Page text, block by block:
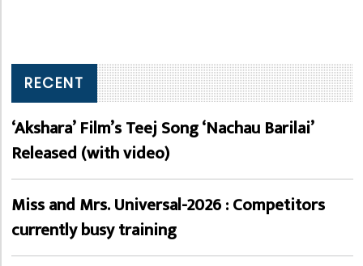
RECENT
‘Akshara’ Film’s Teej Song ‘Nachau Barilai’
Released (with video)
Miss and Mrs. Universal-2026 : Competitors
currently busy training